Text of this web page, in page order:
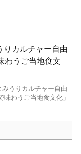
りカルチャー自由
わうご当地食文
うりカルチャー自由
味わうご当地食文化」